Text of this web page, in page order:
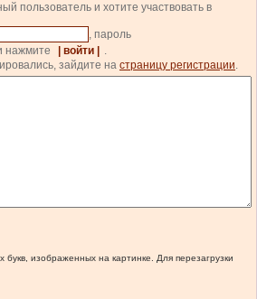
пользователь и хотите участвовать в
, пароль
нажмите
| войти |
.
зайдите на страницу регистрации.
букв, изображенных на картинке. Для перезагрузки